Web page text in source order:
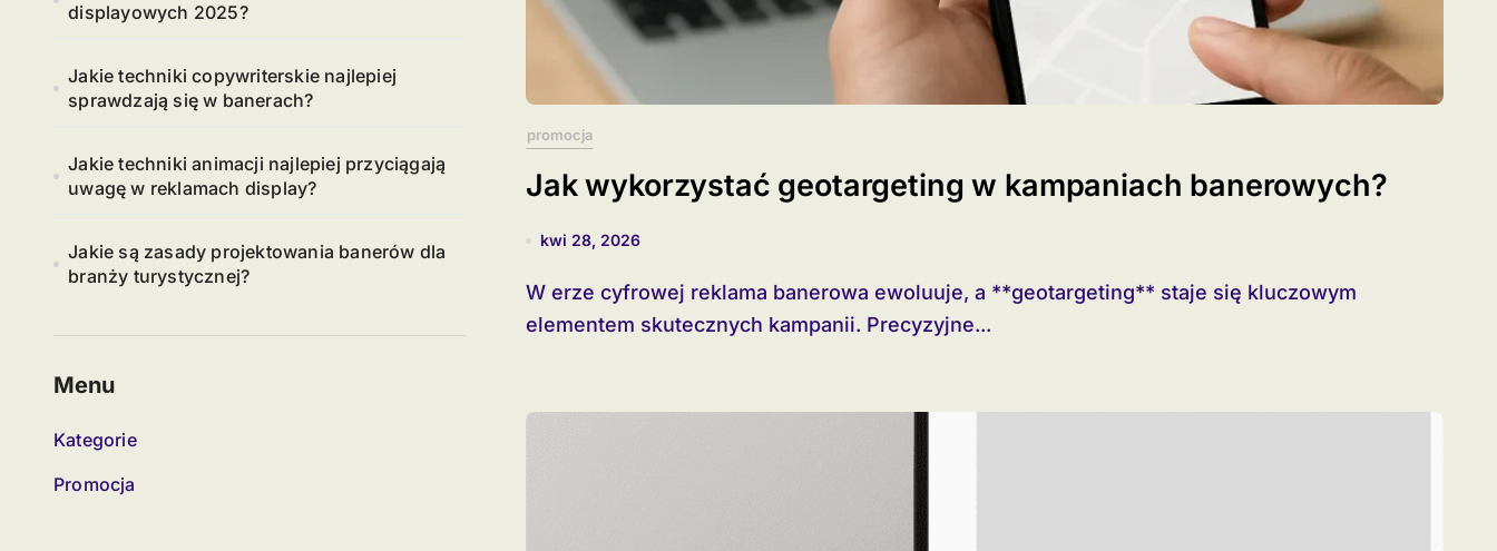
displayowych 2025?
Jakie techniki copywriterskie najlepiej
sprawdzają się w banerach?
Jakie techniki animacji najlepiej przyciągają
uwagę w reklamach display?
Jakie są zasady projektowania banerów dla
branży turystycznej?
Menu
Kategorie
Promocja
promocja
Jak wykorzystać geotargeting w kampaniach banerowych?
kwi 28, 2026
W erze cyfrowej reklama banerowa ewoluuje, a **geotargeting** staje się kluczowym
elementem skutecznych kampanii. Precyzyjne...